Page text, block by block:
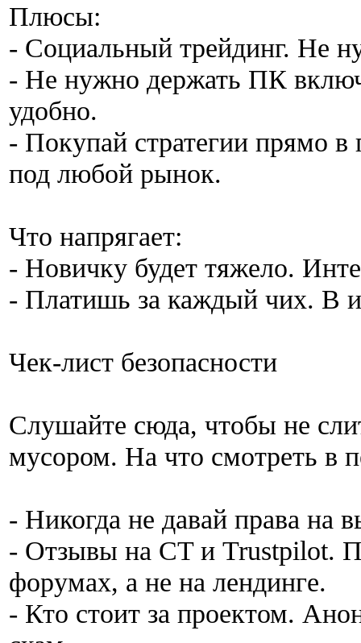
Плюсы:
- Социальный трейдинг. Не
- Не нужно держать ПК
удобно.
- Покупай стратегии прямо
под любой рынок.
Что напрягает:
- Новичку будет тяжело.
- Платишь за каждый чих. В
Чек-лист безопасности
Слушайте сюда, чтобы не
мусором. На что смотреть в
- Никогда не давай права на
- Отзывы на CT и Trustpilot.
форумах, а не на лендинге.
- Кто стоит за проектом.